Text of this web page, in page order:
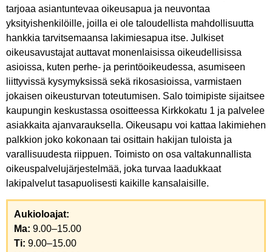
tarjoaa asiantuntevaa oikeusapua ja neuvontaa
yksityishenkilöille, joilla ei ole taloudellista mahdollisuutta
hankkia tarvitsemaansa lakimiesapua itse. Julkiset
oikeusavustajat auttavat monenlaisissa oikeudellisissa
asioissa, kuten perhe- ja perintöoikeudessa, asumiseen
liittyvissä kysymyksissä sekä rikosasioissa, varmistaen
jokaisen oikeusturvan toteutumisen. Salo toimipiste sijaitsee
kaupungin keskustassa osoitteessa Kirkkokatu 1 ja palvelee
asiakkaita ajanvarauksella. Oikeusapu voi kattaa lakimiehen
palkkion joko kokonaan tai osittain hakijan tuloista ja
varallisuudesta riippuen. Toimisto on osa valtakunnallista
oikeuspalvelujärjestelmää, joka turvaa laadukkaat
lakipalvelut tasapuolisesti kaikille kansalaisille.
Aukioloajat:
Ma: 9.00–15.00
Ti: 9.00–15.00